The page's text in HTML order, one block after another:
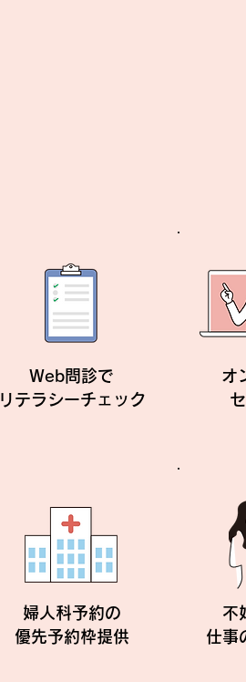
Web問診で
リテラシーチェック
オ
婦人科予約の
優先予約枠提供
不
仕事